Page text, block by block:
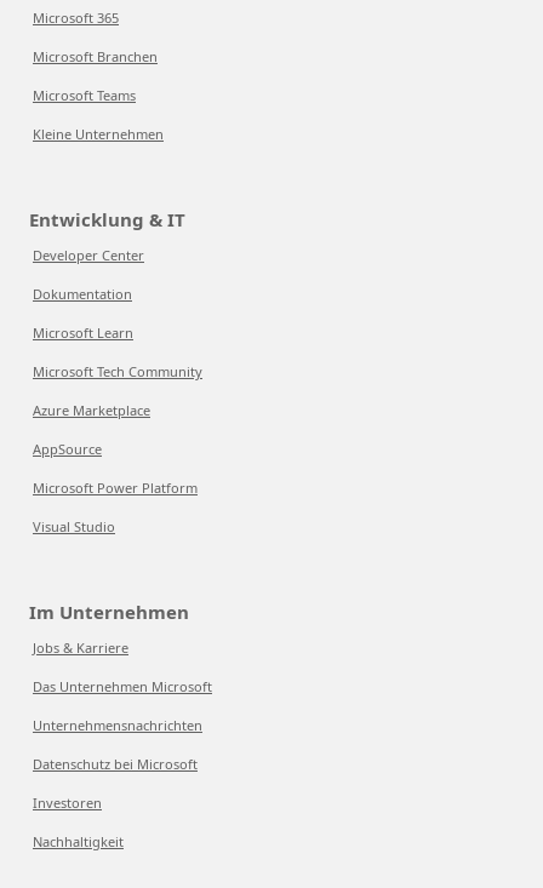
Microsoft 365
Microsoft Branchen
Microsoft Teams
Kleine Unternehmen
Entwicklung & IT
Developer Center
Dokumentation
Microsoft Learn
Microsoft Tech Community
Azure Marketplace
AppSource
Microsoft Power Platform
Visual Studio
Im Unternehmen
Jobs & Karriere
Das Unternehmen Microsoft
Unternehmensnachrichten
Datenschutz bei Microsoft
Investoren
Nachhaltigkeit